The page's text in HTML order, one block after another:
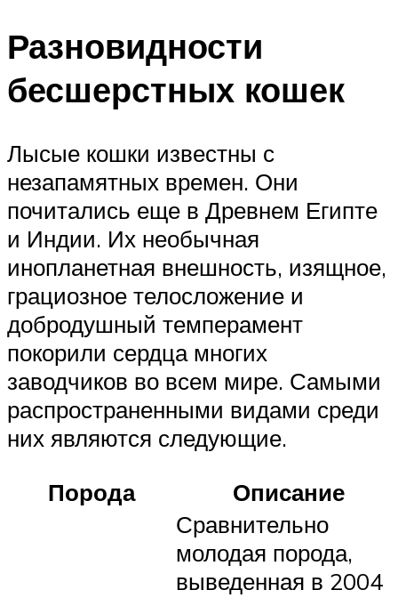
Разновидности
бесшерстных кошек
Лысые кошки известны с
незапамятных времен. Они
почитались еще в Древнем Египте
и Индии. Их необычная
инопланетная внешность, изящное,
грациозное телосложение и
добродушный темперамент
покорили сердца многих
заводчиков во всем мире. Самыми
распространенными видами среди
них являются следующие.
Порода
Описание
Сравнительно
молодая порода,
выведенная в 2004